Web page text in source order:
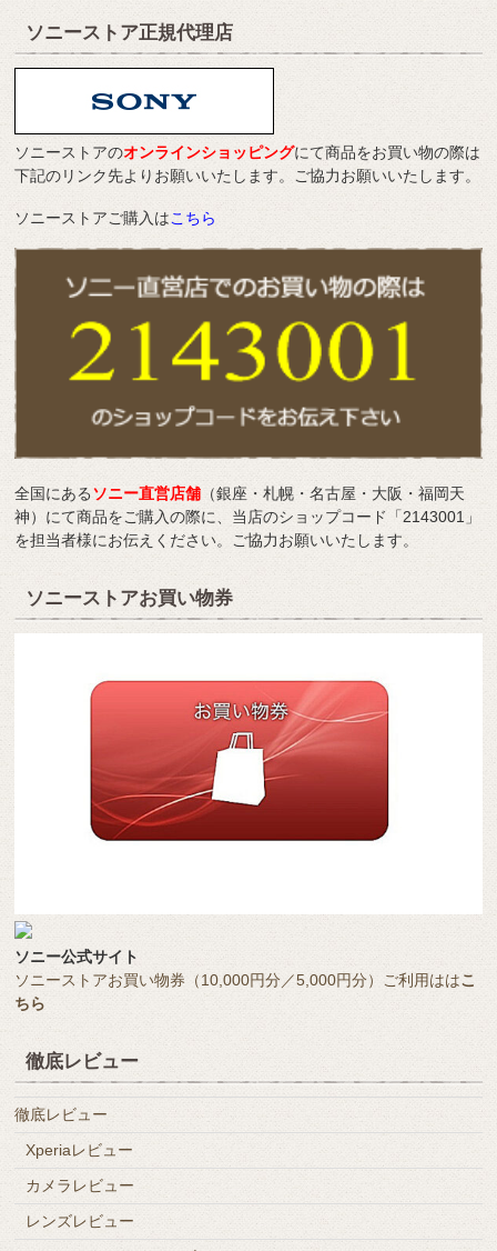
ソニーストア正規代理店
ソニーストアのオンラインショッピングにて商品をお買い物の際は
下記のリンク先よりお願いいたします。ご協力お願いいたします。
ソニーストアご購入はこちら
全国にあるソニー直営店舗 （銀座・札幌・名古屋・大阪・福岡天
神）にて商品をご購入の際に、当店のショップコード「2143001」
を担当者様にお伝えください。ご協力お願いいたします。
ソニーストアお買い物券
ソニー公式サイト
ソニーストアお買い物券（10,000円分／5,000円分）ご利用ははこ
ちら
徹底レビュー
徹底レビュー
Xperiaレビュー
カメラレビュー
レンズレビュー